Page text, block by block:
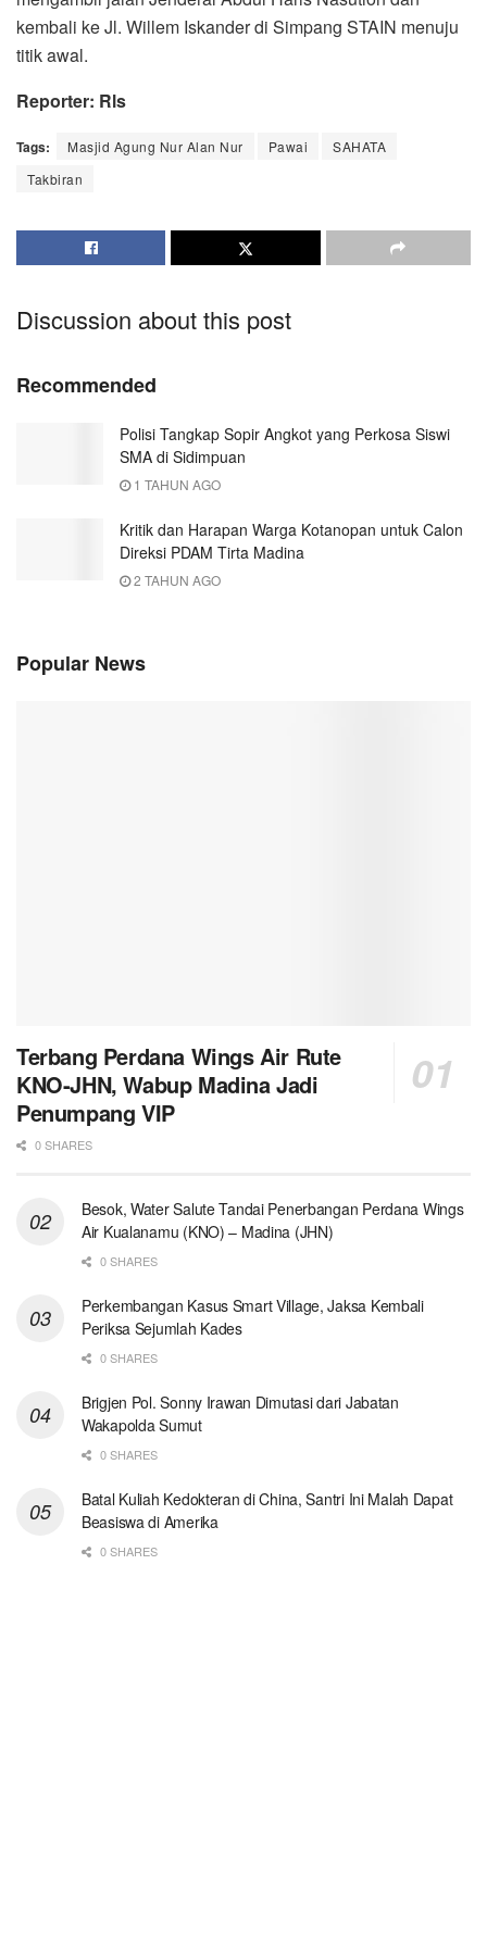
kembali ke Jl. Willem Iskander di Simpang STAIN menuju
titik awal.
Reporter: Rls
Tags: Masjid Agung Nur Alan Nur Pawai
SAHATA
Takbiran
Discussion about this post
Recommended
Polisi Tangkap Sopir Angkot yang Perkosa Siswi
SMA di Sidimpuan
1 TAHUN AGO
Kritik dan Harapan Warga Kotanopan untuk Calon
Direksi PDAM Tirta Madina
2 TAHUN AGO
Popular News
Terbang Perdana Wings Air Rute
KNO-JHN, Wabup Madina Jadi
Penumpang VIP
0 SHARES
Besok, Water Salute Tandai Penerbangan Perdana Wings
Air Kualanamu (KNO) – Madina (JHN)
0 SHARES
Perkembangan Kasus Smart Village, Jaksa Kembali
Periksa Sejumlah Kades
0 SHARES
Brigjen Pol. Sonny Irawan Dimutasi dari Jabatan
Wakapolda Sumut
0 SHARES
Batal Kuliah Kedokteran di China, Santri Ini Malah Dapat
Beasiswa di Amerika
0 SHARES